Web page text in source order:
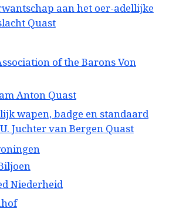
aan het oer-adellijke
Quast
of the Barons Von
Anton Quast
wapen, badge en standaard
Juchter van Bergen Quast
Niederheid